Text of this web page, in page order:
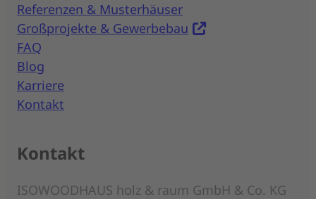
Referenzen & Musterhäuser
Großprojekte & Gewerbebau
FAQ
Blog
Karriere
Kontakt
Kontakt
ISOWOODHAUS holz & raum GmbH & Co. KG